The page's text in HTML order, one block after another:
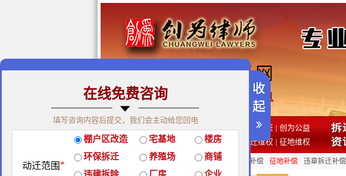
免费咨询热线：400-900-9881
客户见证 | 创为公益
经典案例 | 律师团队 拆迁维权 | 征地维权
房屋拆迁补偿 企业拆迁补偿 厂房拆迁补偿 征地补偿 违章拆迁补偿
在线免费咨询
填写咨询内容后提交，我们会主动给您回电
动迁范围 *
棚户区改造 宅基地
楼房
环保拆迁
养殖场
商铺